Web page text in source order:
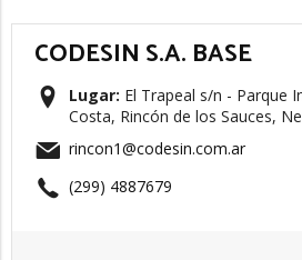
CODESIN S.A. BASE
Lugar: El Trapeal s/n - Parque
Costa, Rincón de los Sauces,
rincon1@codesin.com.ar
(299) 4887679